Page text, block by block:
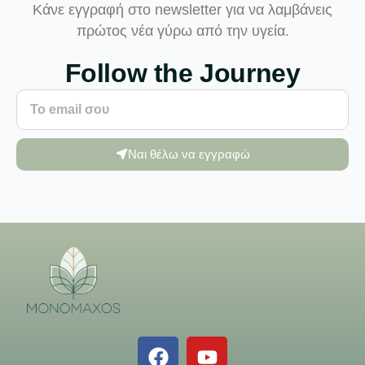
Κάνε εγγραφή στο newsletter για να λαμβάνεις
πρώτος νέα γύρω από την υγεία.
Follow the Journey
Ναι θέλω να εγγραφώ